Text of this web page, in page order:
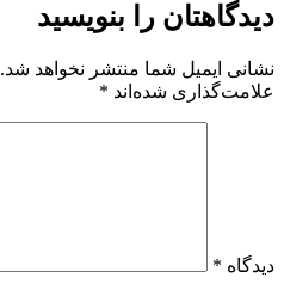
دیدگاهتان را بنویسید
نشانی ایمیل شما منتشر نخواهد شد.
علامت‌گذاری شده‌اند *
دیدگاه *